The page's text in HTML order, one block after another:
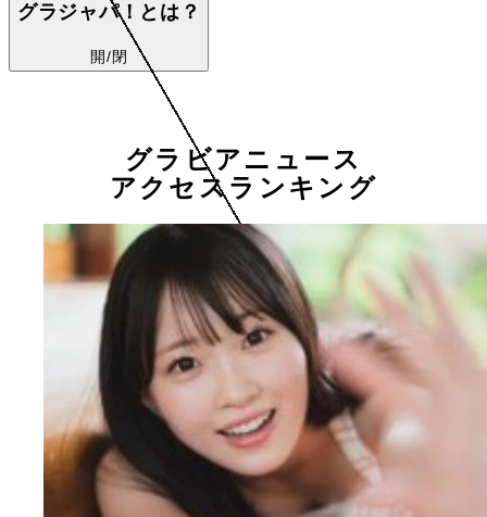
グラジャパ！とは？
開/閉
グラビアニュース
アクセスランキング